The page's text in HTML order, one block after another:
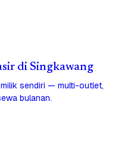
di Singkawang
sendiri — multi-outlet,
bulanan.